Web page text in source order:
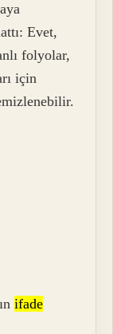
Evet,
folyolar,
için
ifade